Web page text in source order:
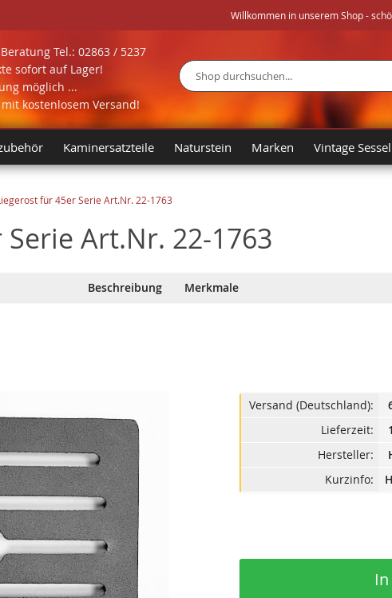
Willkommen in unserem Shop -
Tel.: 02863 / 5237
sofort auf Lager!
möglich ...
kostenlosem Versand!
Suche
Kaminersatzteile Naturstein Marken Vintage
für 45er Serie Art.Nr. 22-1763
Art.Nr. 22-1763
Beschreibung Merkmale
Versand (Deutschland):
Lieferzeit:
Hersteller:
Kurzinfo: